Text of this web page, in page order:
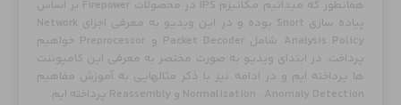
همانطور که میدانیم مکانیزم IPS در محصولات Firepower بر اساس
پیاده سازی Snort بوده و در این ویدیو به معرفی اجزای Network
Analysis Policy شامل Packet Decoder و Preprocessor خواهیم
پرداخت. در ابتدای ویدیو به صورت مختصر به معرفی این کامپوننت
ها پرداخته ایم و در ادامه نیز با ذکر مثالهایی به آموزش مفاهیم
Normalization . Anomaly Detection و Reassembly پرداخته ایم.